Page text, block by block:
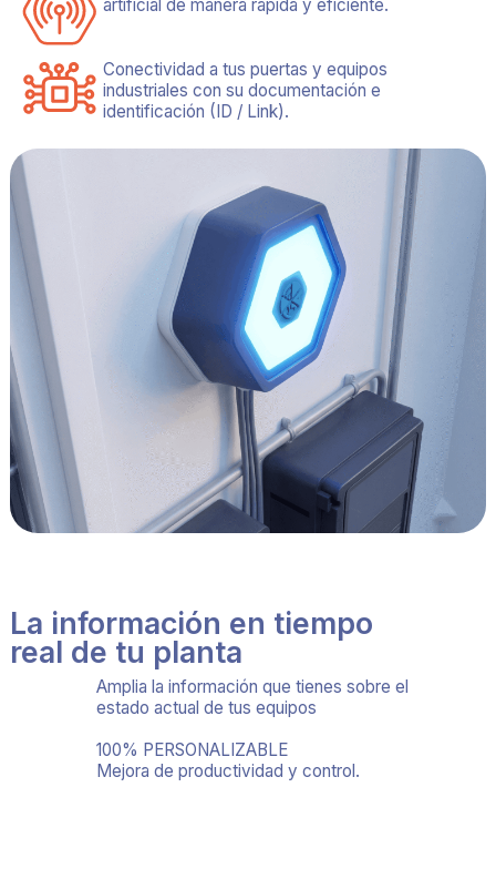
artificial de manera rápida y eficiente.
Conectividad a tus puertas y equipos
industriales con su documentación e
identificación (ID / Link).
La información en tiempo
real de tu planta
Amplia la información que tienes sobre el
estado actual de tus equipos
100% PERSONALIZABLE
Mejora de productividad y control.